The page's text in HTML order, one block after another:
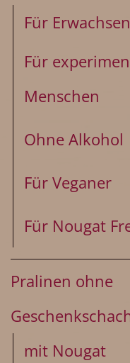
Für
Für
Menschen
Ohne Alkohol
Für Veganer
Für Nougat
Pralinen ohne
mit Nougat